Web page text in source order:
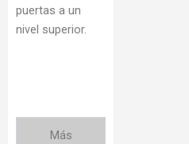
puertas a un
nivel superior.
Más